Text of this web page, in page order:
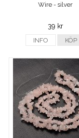
Wire - silver
39 kr
INFO KÖP